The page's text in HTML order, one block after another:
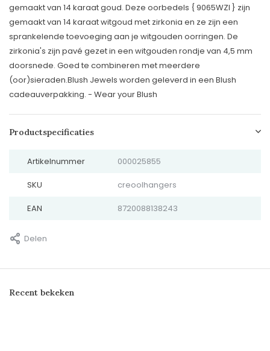
gemaakt van 14 karaat goud. Deze oorbedels { 9065WZI } zijn
gemaakt van 14 karaat witgoud met zirkonia en ze zijn een
sprankelende toevoeging aan je witgouden oorringen. De
zirkonia's zijn pavé gezet in een witgouden rondje van 4,5 mm
doorsnede. Goed te combineren met meerdere
(oor)sieraden.Blush Jewels worden geleverd in een Blush
cadeauverpakking. - Wear your Blush
Productspecificaties
Artikelnummer 000025855
SKU creoolhangers
EAN 8720088138243
Delen
Recent bekeken